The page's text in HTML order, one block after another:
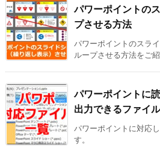
パワーポイントの
プさせる方法
パワーポイントのスラ
ループさせる方法をご紹
パワーポイントに
出力できるファイ
パワーポイントに対応
す。